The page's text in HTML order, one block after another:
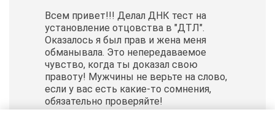
Всем привет!!! Делал ДНК тест на
установление отцовства в "ДТЛ".
Оказалось я был прав и жена меня
обманывала. Это непередаваемое
чувство, когда ты доказал свою
правоту! Мужчины не верьте на слово,
если у вас есть какие-то сомнения,
обязательно проверяйте!